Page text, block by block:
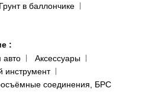
Грунт в баллончике
:
авто
Аксессуары
инструмент
соединения, БРС